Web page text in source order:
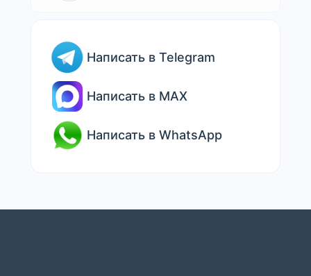
Написать в Telegram
Написать в MAX
Написать в WhatsApp